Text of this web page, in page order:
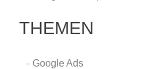
THEMEN
Google Ads